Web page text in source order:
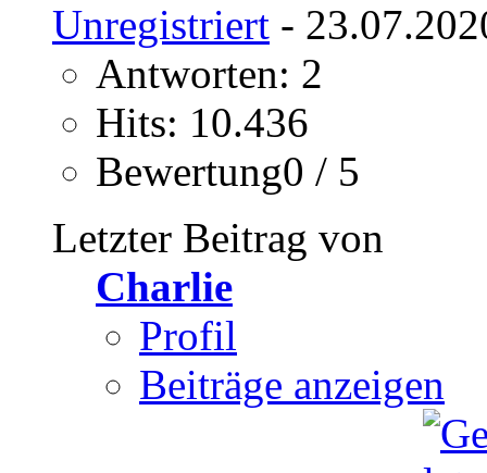
Unregistriert -
Antworten: 2
Hits: 10.436
Bewertung0 / 5
Letzter Beitrag von
Charlie
Profil
Beiträge anzeigen